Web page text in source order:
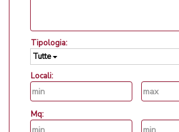
Tipologia:
Tutte
Locali:
Mq: